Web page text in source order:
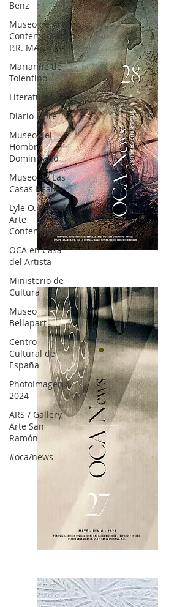
Benz
Museo de Arte
Contemporáneo
P.R. MA
Marianne de
Tolentino
Literatura
Diario Libre
Museo del
Hombre
Dominicano
Museo de Las
Casas Reales
Lyle O. Reitzel
Arte
Contemporáneo
OCA en Casa
del Artista
Ministerio de
Cultura
Museo
Bellapart
Centro
Cultural de
España
PhotoImagen
2024
ARS / Gallery,
Arte San
Ramón
#oca/news
OCA|News 28 / Julio-Agosto-Septiembre, 2023